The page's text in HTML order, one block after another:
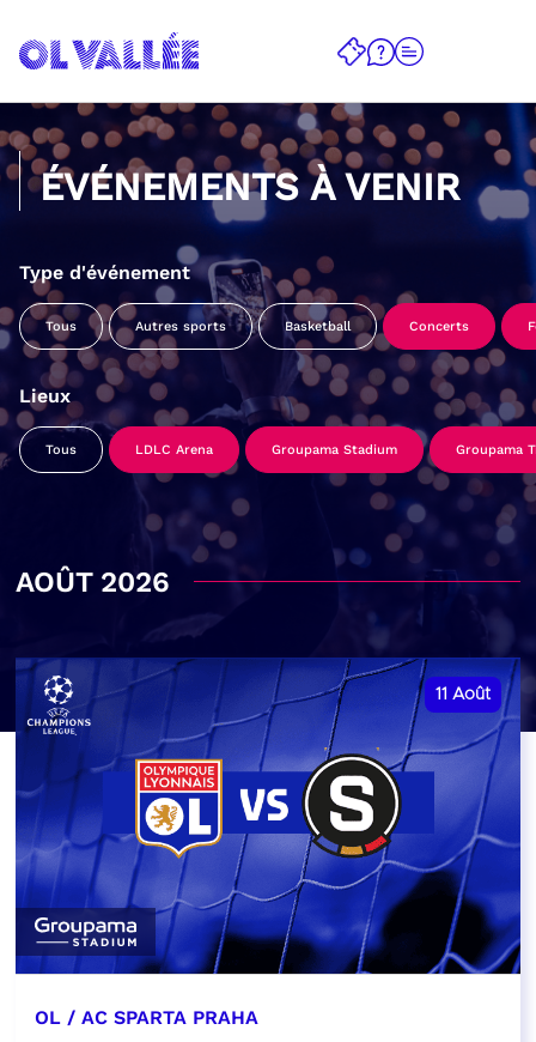
ÉVÉNEMENTS À VENIR
Type d'événement
Tous Autres sports Basketball Concerts
Lieux
Tous LDLC Arena Groupama Stadium Groupama
AOÛT 2026
11 Août
OL / AC SPARTA PRAHA